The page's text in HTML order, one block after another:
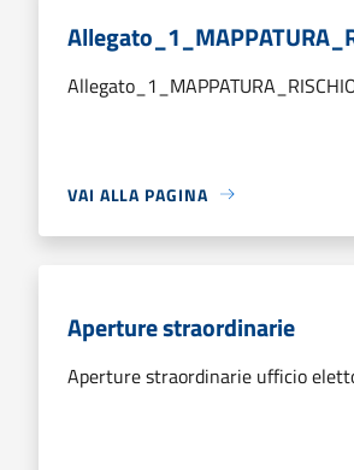
VAI ALLA PAGINA
Aperture straordinarie
Aperture straordinarie ufficio